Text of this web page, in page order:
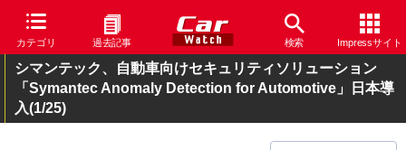
カテゴリ 過去記事 検索 Impressサイト
シマンテック、自動車向けセキュリティソリューション
「Symantec Anomaly Detection for Automotive」日本導
入(1/25)